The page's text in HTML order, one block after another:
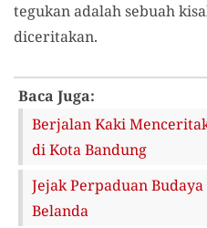
tegukan adalah sebuah
diceritakan.
Baca Juga:
Berjalan Kaki
di Kota Bandung
Jejak Perpaduan
Belanda